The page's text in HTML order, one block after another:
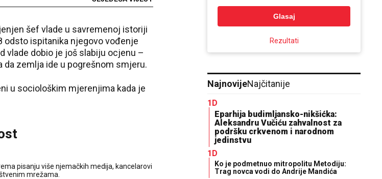
šef vlade u savremenoj istoriji
odsto ispitanika njegovo vođenje
vlade dobio je još slabiju ocjenu –
da zemlja ide u pogrešnom smjeru.
u sociološkim mjerenjima kada je
pisanju više njemačkih medija, kancelarovi
mrežama.
Glasaj
Rezultati
NajnovijeNajčitanije
1D
Eparhija budimljansko-nikšićka:
Aleksandru Vučiću zahvalnost za
podršku crkvenom i narodnom
jedinstvu
1D
Ko je podmetnuo mitropolitu Metodiju:
Trag novca vodi do Andrije Mandića